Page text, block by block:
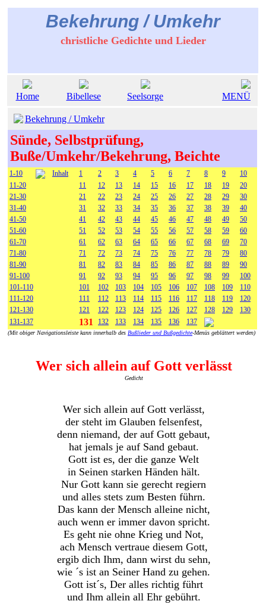
Bekehrung / Umkehr
christliche Gedichte und Lieder
Home Bibellese Seelsorge MENÜ
Bekehrung / Umkehr
Sünde, Selbstprüfung,
Buße/Umkehr/Bekehrung, Beichte
1-10 Inhalt 1 2 3 4 5 6 7 8 9
10
11-20
11 12 13 14 15 16 17 18 19
20
21-30
21 22 23 24 25 26 27 28 29
30
31-40
31 32 33 34 35 36 37 38 39
40
41-50
41 42 43 44 45 46 47 48 49
50
51-60
51 52 53 54 55 56 57 58 59
60
61-70
61 62 63 64 65 66 67 68 69
70
71-80
71 72 73 74 75 76 77 78 79
80
81-90
81 82 83 84 85 86 87 88 89
90
91-100
91 92 93 94 95 96 97 98 99
100
101-110
101 102 103 104 105 106 107 108 109
110
111-120
111 112 113 114 115 116 117 118 119
120
121-130
121 122 123 124 125 126 127 128 129
130
131-137
131 132 133 134 135 136 137
(Mit obiger Navigationsleiste kann innerhalb des Bußlieder und Bußgedichte-Menüs geblättert werden)
Wer sich allein auf Gott verlässt
Gedicht
Wer sich allein auf Gott verlässt,
der steht im Glauben felsenfest,
denn niemand, der auf Gott gebaut,
hat jemals je auf Sand gebaut.
Gott ist es, der die ganze Welt
in Seinen starken Händen hält.
Nur Gott kann sie gerecht regiern
und alles stets zum Besten führn.
Das kann der Mensch alleine nicht,
auch wenn er immer davon spricht.
Es geht nie ohne Krieg und Not,
ach Mensch vertraue diesem Gott,
ergib dich Ihm, dann wirst du sehn,
wie ´s ist an Seiner Hand zu gehen.
Gott ist´s, Der alles richtig führt
und Ihm allein all Ehr gebührt.